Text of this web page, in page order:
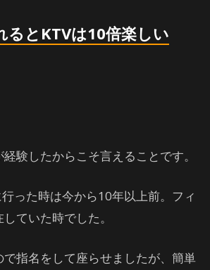
るとKTVは10倍楽しい
験したからこそ言えることです。
った時は今から10年以上前。フィ
ていた時でした。
指名をして座らせましたが、簡単